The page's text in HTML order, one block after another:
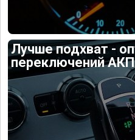
Лучше подхват -
переключений